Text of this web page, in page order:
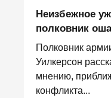
Неизбежное
полковник
Полковник
Уилкерсон
мнению,
конфликта...